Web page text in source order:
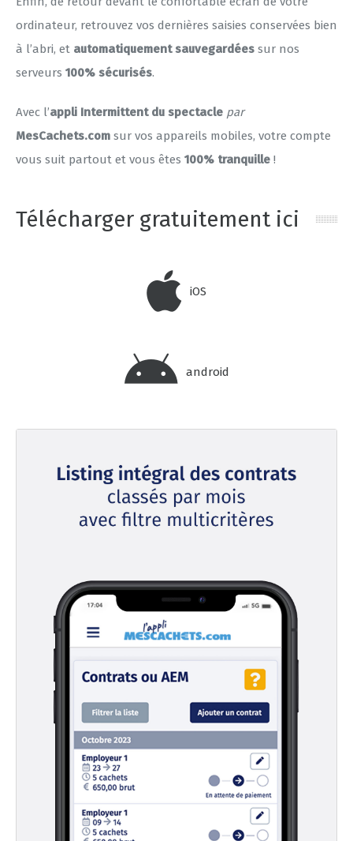
ordinateur, retrouvez vos dernières saisies conservées bien
à l’abri, et automatiquement sauvegardées sur nos
serveurs 100% sécurisés.
Avec l’appli Intermittent du spectacle par
MesCachets.com sur vos appareils mobiles, votre compte
vous suit partout et vous êtes 100% tranquille !
Télécharger gratuitement ici
iOS
android